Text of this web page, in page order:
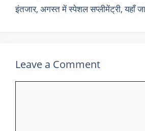
इंतजार, अगस्त में स्पेशल सप्लीमेंट्री, यहाँ
Leave a Comment